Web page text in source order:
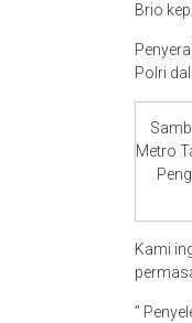
Brio
Polri
Metro
Kami
”